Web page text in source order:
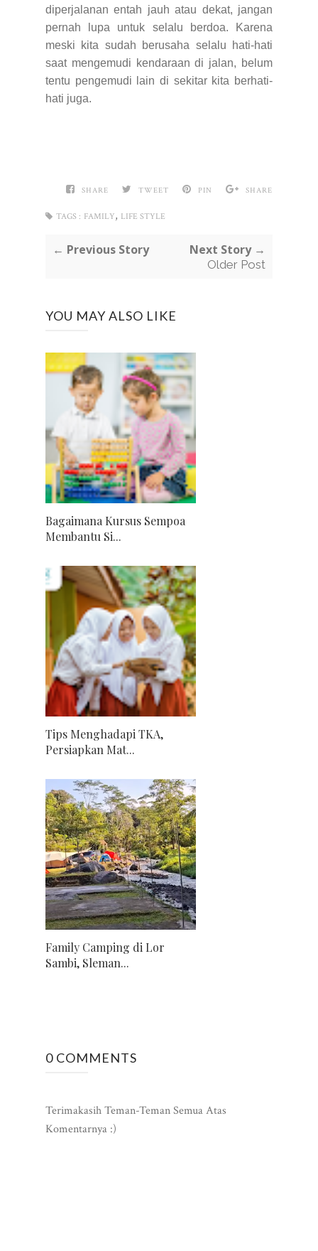
diperjalanan entah jauh atau dekat, jangan
pernah lupa untuk selalu berdoa. Karena
meski kita sudah berusaha selalu hati-hati
saat mengemudi kendaraan di jalan, belum
tentu pengemudi lain di sekitar kita berhati-
hati juga.
SHARE TWEET PIN SHARE
TAGS : FAMILY, LIFE STYLE
← Previous Story Next Story →
Older Post
YOU MAY ALSO LIKE
Bagaimana Kursus Sempoa
Membantu Si...
Tips Menghadapi TKA,
Persiapkan Mat...
Family Camping di Lor
Sambi, Sleman...
0 COMMENTS
Terimakasih Teman-Teman Semua Atas
Komentarnya :)